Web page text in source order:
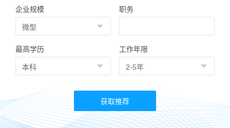
企业规模 职务
最高学历 工作年限